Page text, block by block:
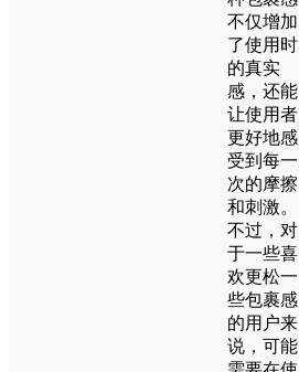
不仅增加
了使用时
的真实
感，还能
让使用者
更好地感
受到每一
次的摩擦
和刺激。
不过，对
于一些喜
欢更松一
些包裹感
的用户来
说，可能